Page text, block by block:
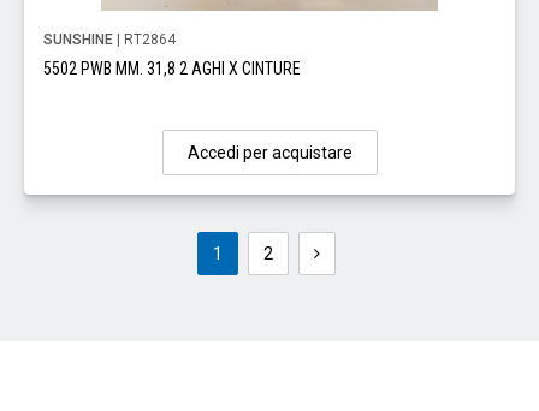
SUNSHINE | RT2864
5502 PWB MM. 31,8 2 AGHI X CINTURE
Accedi per acquistare
1 2